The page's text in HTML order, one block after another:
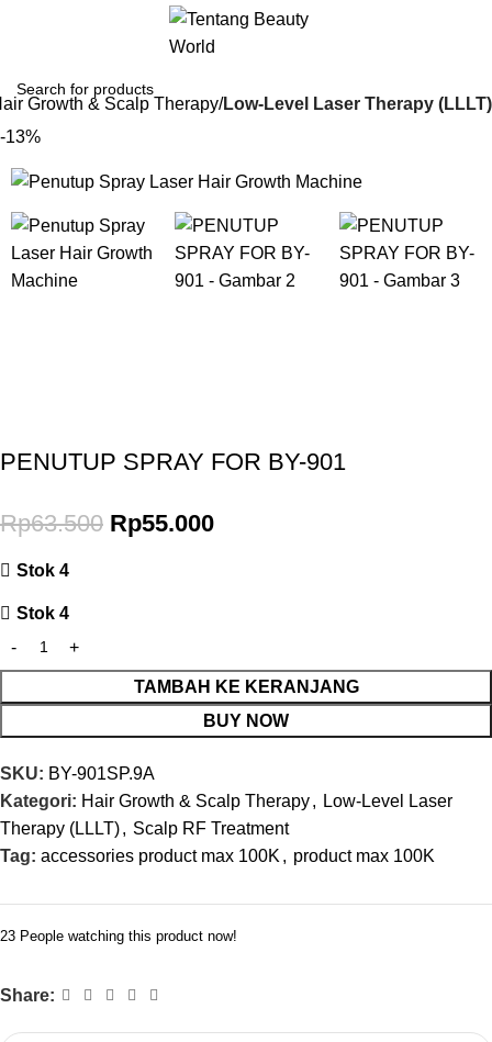
Growth & Scalp Therapy Low-Level Laser Therapy (LLLT)
-13%
PENUTUP SPRAY FOR BY-901
Rp63.500 Rp55.000
Stok 4
Stok 4
TAMBAH KE KERANJANG
BUY NOW
SKU: BY-901SP.9A
Kategori: Hair Growth & Scalp Therapy, Low-Level Laser
Therapy (LLLT), Scalp RF Treatment
Tag: accessories product max 100K , product max 100K
23 People watching this product now!
Share: